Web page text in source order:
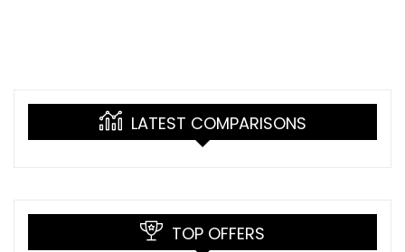
LATEST COMPARISONS
TOP OFFERS